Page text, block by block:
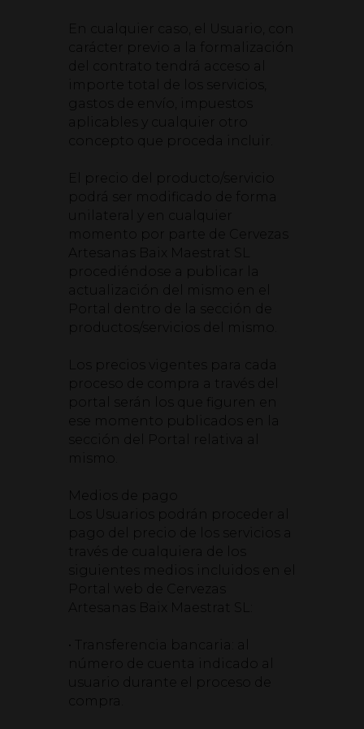
En cualquier caso, el Usuario, con
carácter previo a la formalización
del contrato tendrá acceso al
importe total de los servicios,
gastos de envío, impuestos
aplicables y cualquier otro
concepto que proceda incluir.
El precio del producto/servicio
podrá ser modificado de forma
unilateral y en cualquier
momento por parte de Cervezas
Artesanas Baix Maestrat SL
procediéndose a publicar la
actualización del mismo en el
Portal dentro de la sección de
productos/servicios del mismo.
Los precios vigentes para cada
proceso de compra a través del
portal serán los que figuren en
ese momento publicados en la
sección del Portal relativa al
mismo.
Medios de pago
Los Usuarios podrán proceder al
pago del precio de los servicios a
través de cualquiera de los
siguientes medios incluidos en el
Portal web de Cervezas
Artesanas Baix Maestrat SL:
• Transferencia bancaria: al
número de cuenta indicado al
usuario durante el proceso de
compra.